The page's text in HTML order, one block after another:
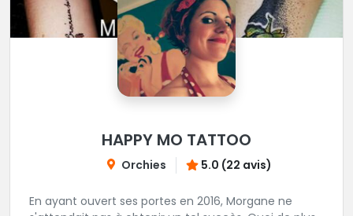
HAPPY MO TATTOO
Orchies 5.0 (22 avis)
En ayant ouvert ses portes en 2016, Morgane ne